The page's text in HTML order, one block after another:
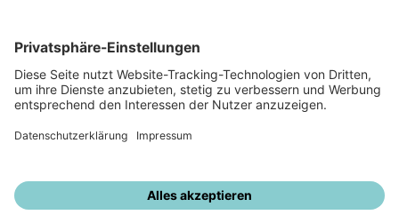
Unsere weiteren Angebote
IBC SOLAR Webseite